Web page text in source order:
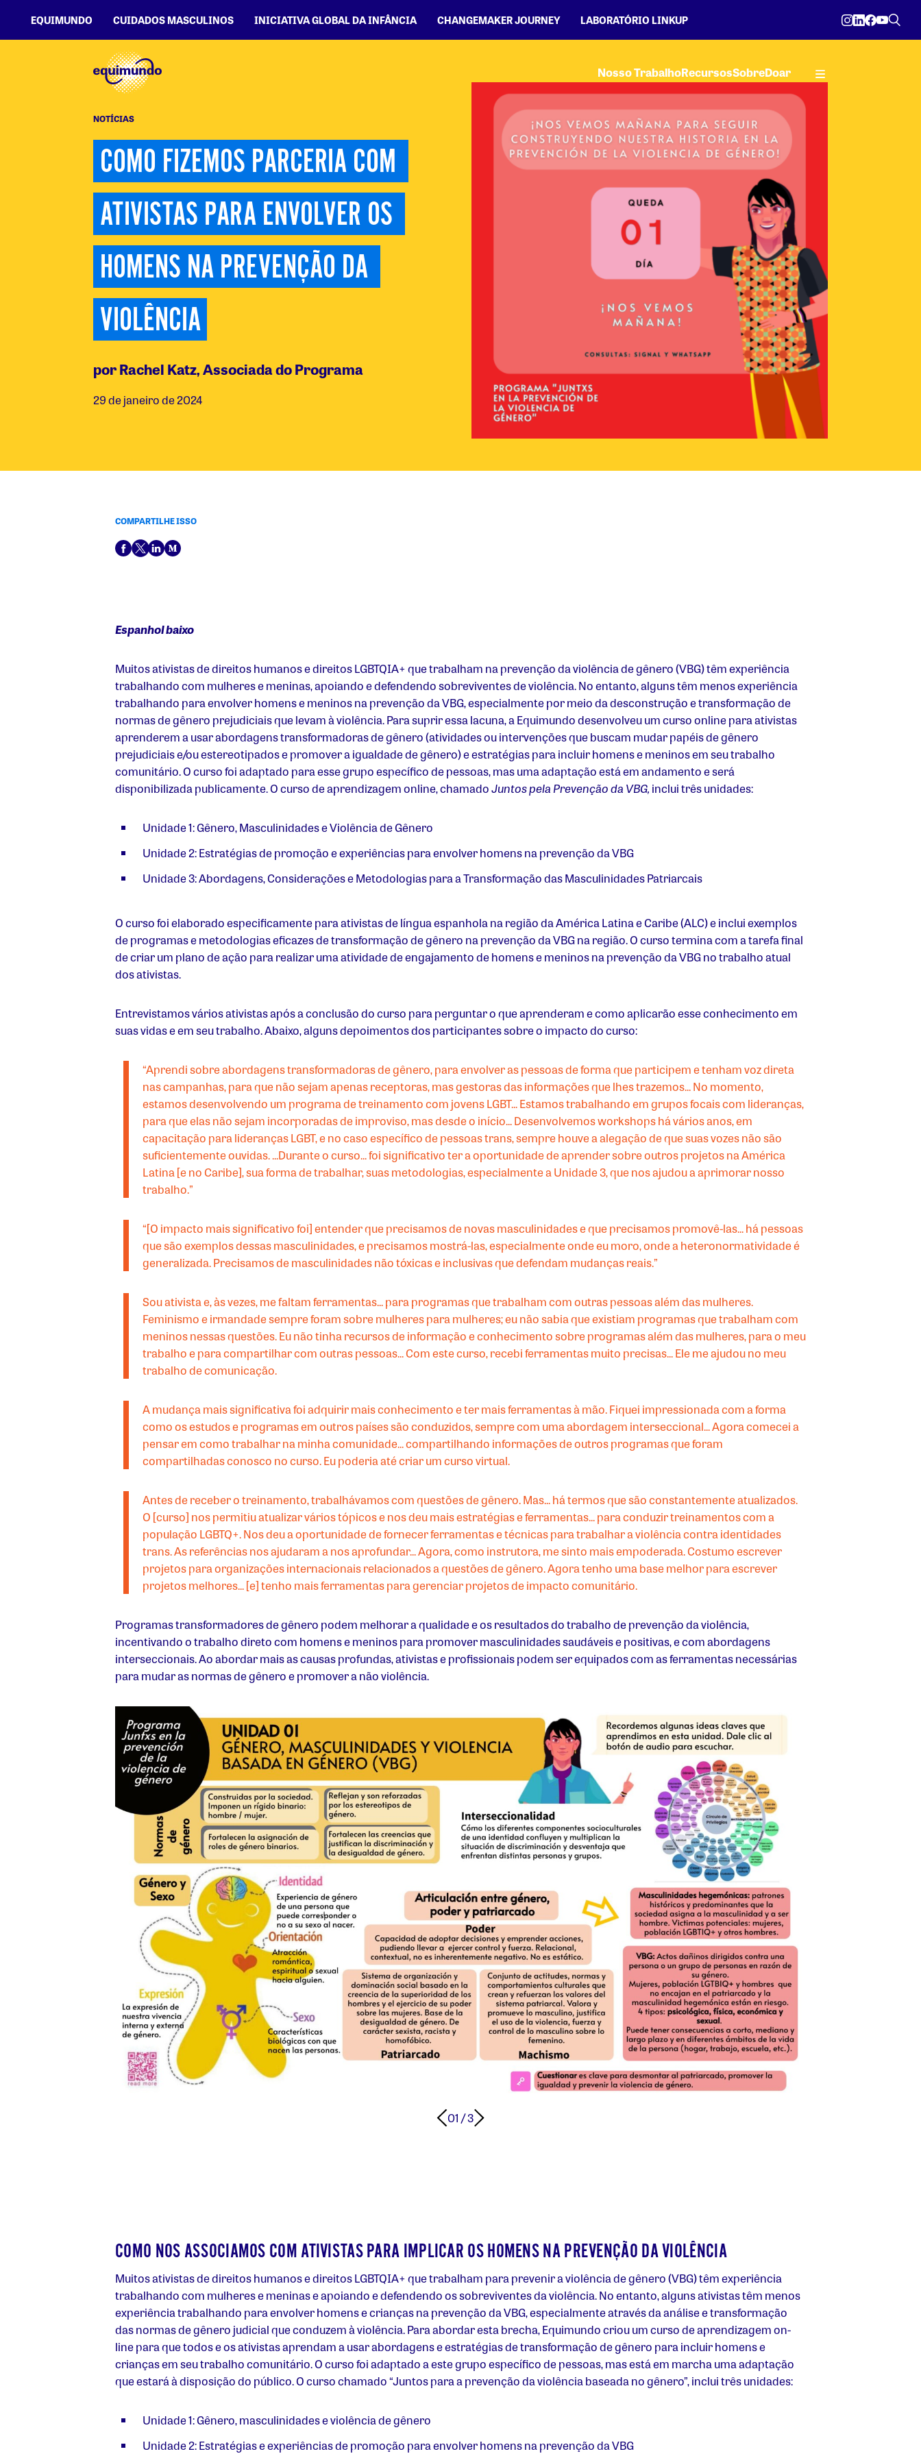
EQUIMUNDO CUIDADOS MASCULINOS INICIATIVA GLOBAL DA INFÂNCIA CHANGEMAKER JOURNEY LABORATÓRIO LINKUP
Nosso TrabalhoRecursosSobreDoar
NOTÍCIAS
COMO FIZEMOS PARCERIA COM
ATIVISTAS PARA ENVOLVER OS
HOMENS NA PREVENÇÃO DA
VIOLÊNCIA
por Rachel Katz, Associada do Programa
29 de janeiro de 2024
COMPARTILHE ISSO
Espanhol baixo
Muitos ativistas de direitos humanos e direitos LGBTQIA+ que trabalham na prevenção da violência de gênero (VBG) têm experiência
trabalhando com mulheres e meninas, apoiando e defendendo sobreviventes de violência. No entanto, alguns têm menos experiência
trabalhando para envolver homens e meninos na prevenção da VBG, especialmente por meio da desconstrução e transformação de
normas de gênero prejudiciais que levam à violência. Para suprir essa lacuna, a Equimundo desenvolveu um curso online para ativistas
aprenderem a usar abordagens transformadoras de gênero (atividades ou intervenções que buscam mudar papéis de gênero
prejudiciais e/ou estereotipados e promover a igualdade de gênero) e estratégias para incluir homens e meninos em seu trabalho
comunitário. O curso foi adaptado para esse grupo específico de pessoas, mas uma adaptação está em andamento e será
disponibilizada publicamente. O curso de aprendizagem online, chamadoJuntos pela Prevenção da VBG, inclui três unidades:
Unidade 1: Gênero, Masculinidades e Violência de Gênero
Unidade 2: Estratégias de promoção e experiências para envolver homens na prevenção da VBG
Unidade 3: Abordagens, Considerações e Metodologias para a Transformação das Masculinidades Patriarcais
O curso foi elaborado especificamente para ativistas de língua espanhola na região da América Latina e Caribe (ALC) e inclui exemplos
de programas e metodologias eficazes de transformação de gênero na prevenção da VBG na região. O curso termina com a tarefa final
de criar um plano de ação para realizar uma atividade de engajamento de homens e meninos na prevenção da VBG no trabalho atual
dos ativistas.
Entrevistamos vários ativistas após a conclusão do curso para perguntar o que aprenderam e como aplicarão esse conhecimento em
suas vidas e em seu trabalho. Abaixo, alguns depoimentos dos participantes sobre o impacto do curso:
“Aprendi sobre abordagens transformadoras de gênero, para envolver as pessoas de forma que participem e tenham voz direta
nas campanhas, para que não sejam apenas receptoras, mas gestoras das informações que lhes trazemos... No momento,
estamos desenvolvendo um programa de treinamento com jovens LGBT... Estamos trabalhando em grupos focais com lideranças,
para que elas não sejam incorporadas de improviso, mas desde o início... Desenvolvemos workshops há vários anos, em
capacitação para lideranças LGBT, e no caso específico de pessoas trans, sempre houve a alegação de que suas vozes não são
suficientemente ouvidas. ...Durante o curso... foi significativo ter a oportunidade de aprender sobre outros projetos na América
Latina [e no Caribe], sua forma de trabalhar, suas metodologias, especialmente a Unidade 3, que nos ajudou a aprimorar nosso
trabalho.”
“[O impacto mais significativo foi] entender que precisamos de novas masculinidades e que precisamos promovê-las... há pessoas
que são exemplos dessas masculinidades, e precisamos mostrá-las, especialmente onde eu moro, onde a heteronormatividade é
generalizada. Precisamos de masculinidades não tóxicas e inclusivas que defendam mudanças reais.”
Sou ativista e, às vezes, me faltam ferramentas... para programas que trabalham com outras pessoas além das mulheres.
Feminismo e irmandade sempre foram sobre mulheres para mulheres; eu não sabia que existiam programas que trabalham com
meninos nessas questões. Eu não tinha recursos de informação e conhecimento sobre programas além das mulheres, para o meu
trabalho e para compartilhar com outras pessoas... Com este curso, recebi ferramentas muito precisas... Ele me ajudou no meu
trabalho de comunicação.
A mudança mais significativa foi adquirir mais conhecimento e ter mais ferramentas à mão. Fiquei impressionada com a forma
como os estudos e programas em outros países são conduzidos, sempre com uma abordagem interseccional... Agora comecei a
pensar em como trabalhar na minha comunidade... compartilhando informações de outros programas que foram
compartilhadas conosco no curso. Eu poderia até criar um curso virtual.
Antes de receber o treinamento, trabalhávamos com questões de gênero. Mas... há termos que são constantemente atualizados.
O [curso] nos permitiu atualizar vários tópicos e nos deu mais estratégias e ferramentas... para conduzir treinamentos com a
população LGBTQ+. Nos deu a oportunidade de fornecer ferramentas e técnicas para trabalhar a violência contra identidades
trans. As referências nos ajudaram a nos aprofundar... Agora, como instrutora, me sinto mais empoderada. Costumo escrever
projetos para organizações internacionais relacionados a questões de gênero. Agora tenho uma base melhor para escrever
projetos melhores... [e] tenho mais ferramentas para gerenciar projetos de impacto comunitário.
Programas transformadores de gênero podem melhorar a qualidade e os resultados do trabalho de prevenção da violência,
incentivando o trabalho direto com homens e meninos para promover masculinidades saudáveis e positivas, e com abordagens
interseccionais. Ao abordar mais as causas profundas, ativistas e profissionais podem ser equipados com as ferramentas necessárias
para mudar as normas de gênero e promover a não violência.
01 / 3
COMO NOS ASSOCIAMOS COM ATIVISTAS PARA IMPLICAR OS HOMENS NA PREVENÇÃO DA VIOLÊNCIA
Muitos ativistas de direitos humanos e direitos LGBTQIA+ que trabalham para prevenir a violência de gênero (VBG) têm experiência
trabalhando com mulheres e meninas e apoiando e defendendo os sobreviventes da violência. No entanto, alguns ativistas têm menos
experiência trabalhando para envolver homens e crianças na prevenção da VBG, especialmente através da análise e transformação
das normas de gênero judicial que conduzem à violência. Para abordar esta brecha, Equimundo criou um curso de aprendizagem on-
line para que todos e os ativistas aprendam a usar abordagens e estratégias de transformação de gênero para incluir homens e
crianças em seu trabalho comunitário. O curso foi adaptado a este grupo específico de pessoas, mas está em marcha uma adaptação
que estará à disposição do público. O curso chamado “Juntos para a prevenção da violência baseada no gênero”, inclui três unidades:
Unidade 1: Gênero, masculinidades e violência de gênero
Unidade 2: Estratégias e experiências de promoção para envolver homens na prevenção da VBG